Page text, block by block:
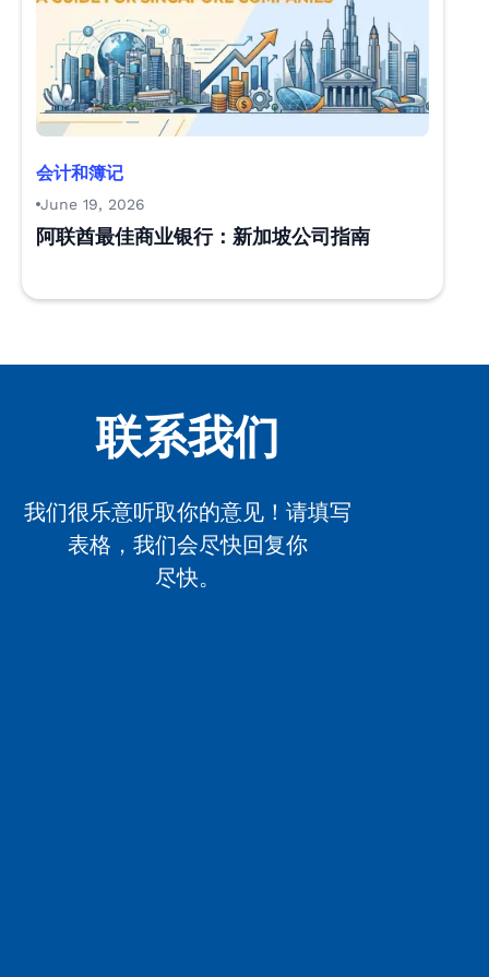
会计和簿记
June 19, 2026
阿联酋最佳商业银行：新加坡公司指南
联系我们
我们很乐意听取你的意见！请填写
表格，我们会尽快回复你
尽快。